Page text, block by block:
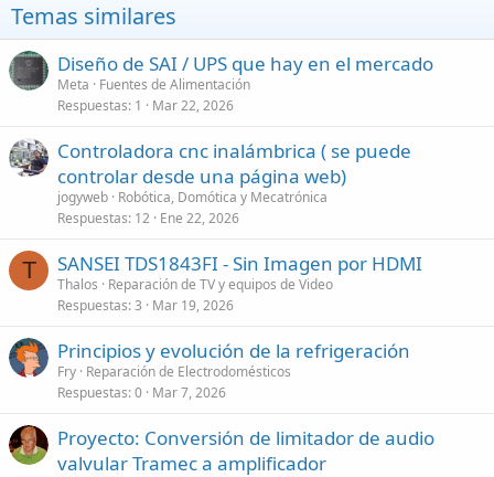
Temas similares
Diseño de SAI / UPS que hay en el mercado
Meta
Fuentes de Alimentación
Respuestas 1 Mar 22, 2026
Controladora cnc inalámbrica ( se puede
controlar desde una página web)
jogyweb Robótica, Domótica y Mecatrónica
Respuestas 12 Ene 22, 2026
T SANSEI TDS1843FI - Sin Imagen por HDMI
Thalos
Reparación de TV y equipos de Video
Respuestas 3 Mar 19, 2026
Principios y evolución de la refrigeración
Fry Reparación de Electrodomésticos
Respuestas 0 Mar 7, 2026
Proyecto: Conversión de limitador de audio
valvular Tramec a amplificador